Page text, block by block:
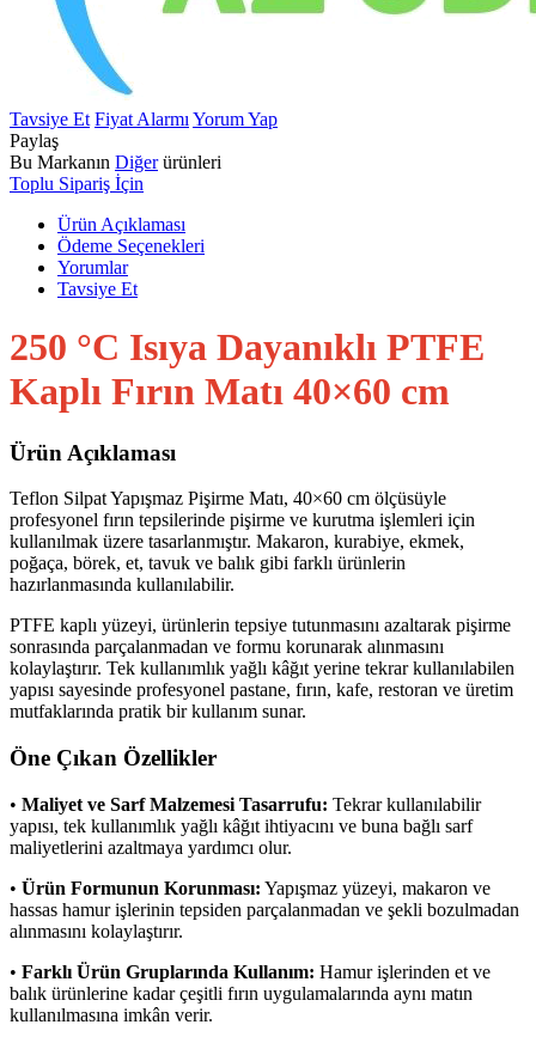
Tavsiye Et Fiyat Alarmı Yorum Yap
Paylaş
Bu Markanın Diğerürünleri
Toplu Sipariş İçin
Ürün Açıklaması
Ödeme Seçenekleri
Yorumlar
Tavsiye Et
250 °C Isıya Dayanıklı PTFE
Kaplı Fırın Matı 40×60 cm
Ürün Açıklaması
Teflon Silpat Yapışmaz Pişirme Matı, 40×60 cm ölçüsüyle
profesyonel fırın tepsilerinde pişirme ve kurutma işlemleri için
kullanılmak üzere tasarlanmıştır. Makaron, kurabiye, ekmek,
poğaça, börek, et, tavuk ve balık gibi farklı ürünlerin
hazırlanmasında kullanılabilir.
PTFE kaplı yüzeyi, ürünlerin tepsiye tutunmasını azaltarak pişirme
sonrasında parçalanmadan ve formu korunarak alınmasını
kolaylaştırır. Tek kullanımlık yağlı kâğıt yerine tekrar kullanılabilen
yapısı sayesinde profesyonel pastane, fırın, kafe, restoran ve üretim
mutfaklarında pratik bir kullanım sunar.
Öne Çıkan Özellikler
• Maliyet ve Sarf Malzemesi Tasarrufu: Tekrar kullanılabilir
yapısı, tek kullanımlık yağlı kâğıt ihtiyacını ve buna bağlı sarf
maliyetlerini azaltmaya yardımcı olur.
• Ürün Formunun Korunması: Yapışmaz yüzeyi, makaron ve
hassas hamur işlerinin tepsiden parçalanmadan ve şekli bozulmadan
alınmasını kolaylaştırır.
• Farklı Ürün Gruplarında Kullanım: Hamur işlerinden et ve
balık ürünlerine kadar çeşitli fırın uygulamalarında aynı matın
kullanılmasına imkân verir.